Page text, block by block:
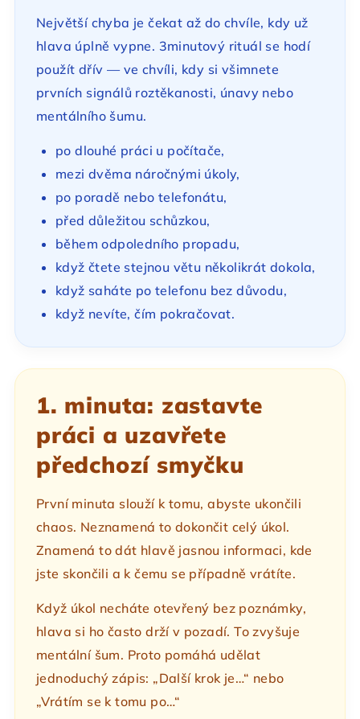
Největší chyba je čekat až do chvíle, kdy už
hlava úplně vypne. 3minutový rituál se hodí
použít dřív — ve chvíli, kdy si všimnete
prvních signálů roztěkanosti, únavy nebo
mentálního šumu.
po dlouhé práci u počítače,
mezi dvěma náročnými úkoly,
po poradě nebo telefonátu,
před důležitou schůzkou,
během odpoledního propadu,
když čtete stejnou větu několikrát dokola,
když saháte po telefonu bez důvodu,
když nevíte, čím pokračovat.
1. minuta: zastavte
práci a uzavřete
předchozí smyčku
První minuta slouží k tomu, abyste ukončili
chaos. Neznamená to dokončit celý úkol.
Znamená to dát hlavě jasnou informaci, kde
jste skončili a k čemu se případně vrátíte.
Když úkol necháte otevřený bez poznámky,
hlava si ho často drží v pozadí. To zvyšuje
mentální šum. Proto pomáhá udělat
jednoduchý zápis: „Další krok je…“ nebo
„Vrátím se k tomu po…“